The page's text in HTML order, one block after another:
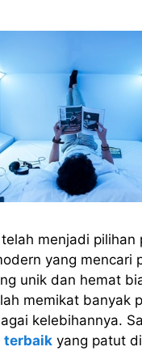
menjadi pilihan
yang mencari
unik dan hemat
memikat banyak
kelebihannya.
terbaik yang patut